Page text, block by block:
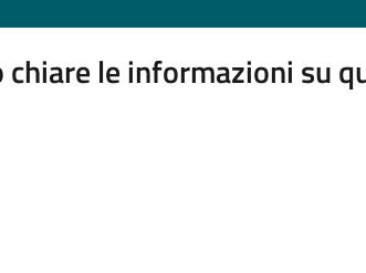
chiare le informazioni su